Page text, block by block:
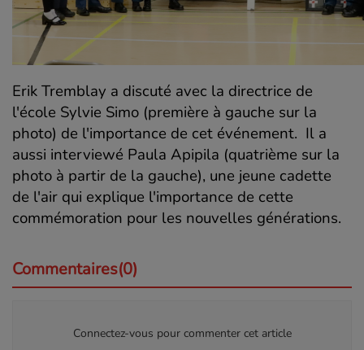
Erik Tremblay a discuté avec la directrice de
l'école Sylvie Simo (première à gauche sur la
photo) de l'importance de cet événement. Il a
aussi interviewé Paula Apipila (quatrième sur la
photo à partir de la gauche), une jeune cadette
de l'air qui explique l'importance de cette
commémoration pour les nouvelles générations.
Commentaires(0)
Connectez-vous pour commenter cet article